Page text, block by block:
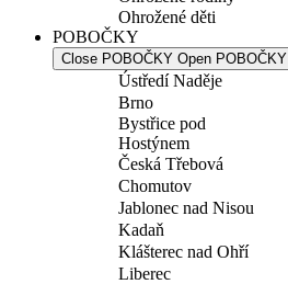
Ohrožené děti
POBOČKY
Close POBOČKY Open POBOČKY
Ústředí Naděje
Brno
Bystřice pod
Hostýnem
Česká Třebová
Chomutov
Jablonec nad Nisou
Kadaň
Klášterec nad Ohří
Liberec